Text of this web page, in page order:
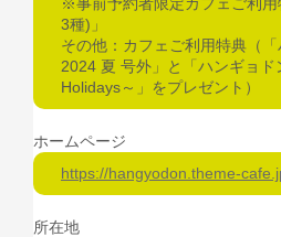
3種)」
その他：カフェご利用特典（
2024 夏 号外」と「ハンギョ
Holidays～」をプレゼント）
ホームページ
https://hangyodon.theme-
所在地